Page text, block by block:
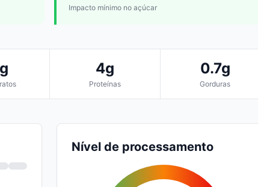
Impacto mínimo no açúcar
4g
Proteínas
0.7g
Gorduras
Nível de processamento